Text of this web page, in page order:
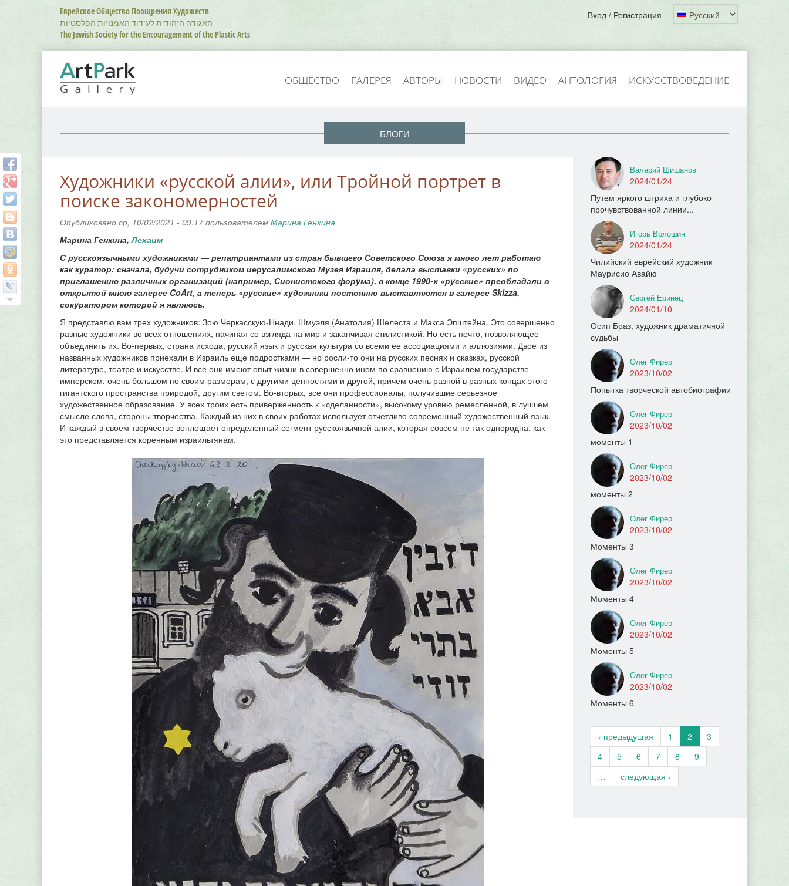
Еврейское Общество Поощрения Художеств
האגודה היהודית לעידוד האמנויות הפלסטיות
The Jewish Society for the Encouragement of the Plastic Arts
Вход / Регистрация
ОБЩЕСТВО ГАЛЕРЕЯ АВТОРЫ НОВОСТИ ВИДЕО АНТОЛОГИЯ ИСКУССТВОВЕДЕНИЕ
БЛОГИ
Художники «русской алии», или Тройной портрет в
поиске закономерностей
Опубликовано ср, 10/02/2021 - 09:17 пользователем Марина Генкина
Марина Генкина,Лехаим
С русскоязычными художниками — репатриантами из стран бывшего Советского Союза я много лет работаю
как куратор: сначала, будучи сотрудником иерусалимского Музея Израиля, делала выставки «русских» по
приглашению различных организаций (например, Сионистского форума), в конце 1990‑х «русские» преобладали в
открытой мною галерее CoArt, а теперь «русские» художники постоянно выставляются в галерее Skizza,
сокуратором которой я являюсь.
Я представлю вам трех художников: Зою Черкасскую‑Ннади, Шмуэля (Анатолия) Шелеста и Макса Эпштейна. Это совершенно
разные художники во всех отношениях, начиная со взгляда на мир и заканчивая стилистикой. Но есть нечто, позволяющее
объединить их. Во‑первых, страна исхода, русский язык и русская культура со всеми ее ассоциациями и аллюзиями. Двое из
названных художников приехали в Израиль еще подростками — но росли‑то они на русских песнях и сказках, русской
литературе, театре и искусстве. И все они имеют опыт жизни в совершенно ином по сравнению с Израилем государстве —
имперском, очень большом по своим размерам, с другими ценностями и другой, причем очень разной в разных концах этого
гигантского пространства природой, другим светом. Во‑вторых, все они профессионалы, получившие серьезное
художественное образование. У всех троих есть приверженность к «сделанности», высокому уровню ремесленной, в лучшем
смысле слова, стороны творчества. Каждый из них в своих работах использует отчетливо современный художественный язык.
И каждый в своем творчестве воплощает определенный сегмент русскоязычной алии, которая совсем не так однородна, как
это представляется коренным израильтянам.
Валерий Шишанов
2024/01/24
Путем яркого штриха и глубоко
прочувствованной линии...
Игорь Волошин
2024/01/24
Чилийский еврейский художник
Маурисио Авайю
Сергей Еринец
2024/01/10
Осип Браз, художник драматичной
судьбы
Олег Фирер
2023/10/02
Попытка творческой автобиографии
Олег Фирер
2023/10/02
моменты 1
Олег Фирер
2023/10/02
моменты 2
Олег Фирер
2023/10/02
Моменты 3
Олег Фирер
2023/10/02
Моменты 4
Олег Фирер
2023/10/02
Моменты 5
Олег Фирер
2023/10/02
Моменты 6
‹ предыдущая 1 2
3
4
5 6 7 8
9
…
следующая ›